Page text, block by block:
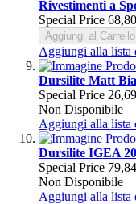
Rivestimenti a
Special Price
Aggiungi al Carrello
Aggiungi alla lista
Dursilite Matt
Special Price
Non Disponibile
Aggiungi alla lista
Dursilite IGEA
Special Price
Non Disponibile
Aggiungi alla lista